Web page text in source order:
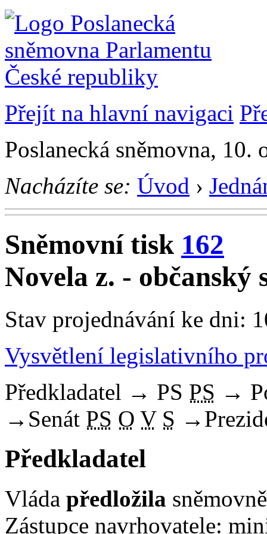
Přejít na hlavní navigaci
Poslanecká sněmovna, 10.
Nacházíte se: Úvod ›
Sněmovní tisk 162
Novela z. - občanský
Stav projednávání ke dni:
Vysvětlení legislativního
Předkladatel → PS PS →
→ Senát PS O V S →
Předkladatel
Vláda předložila
Zástupce navrhovatele: